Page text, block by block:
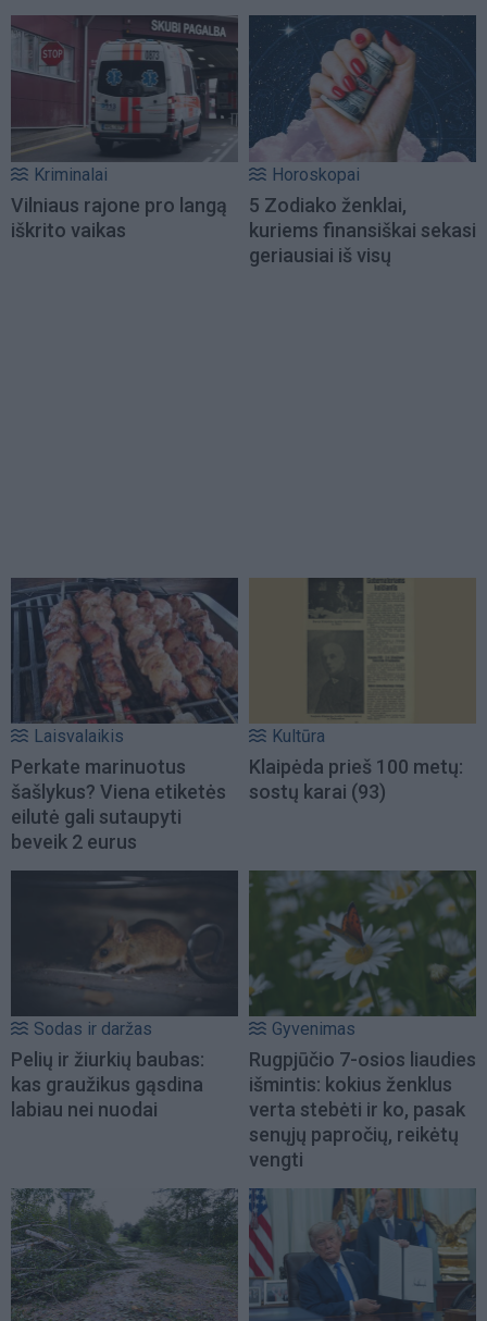
Kriminalai
Vilniaus rajone pro langą
iškrito vaikas
Horoskopai
5 Zodiako ženklai,
kuriems finansiškai sekasi
geriausiai iš visų
Laisvalaikis
Perkate marinuotus
šašlykus? Viena etiketės
eilutė gali sutaupyti
beveik 2 eurus
Kultūra
Klaipėda prieš 100 metų:
sostų karai (93)
Sodas ir daržas
Pelių ir žiurkių baubas:
kas graužikus gąsdina
labiau nei nuodai
Gyvenimas
Rugpjūčio 7-osios liaudies
išmintis: kokius ženklus
verta stebėti ir ko, pasak
senųjų papročių, reikėtų
vengti